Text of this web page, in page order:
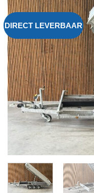
DIRECT LEVERBAAR